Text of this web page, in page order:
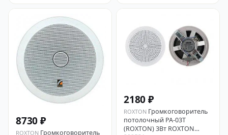
8730 ₽
ROXTON Громкоговоритель
2180 ₽
ROXTON Громкоговоритель
потолочный PA-03T
(ROXTON) 3Вт ROXTON